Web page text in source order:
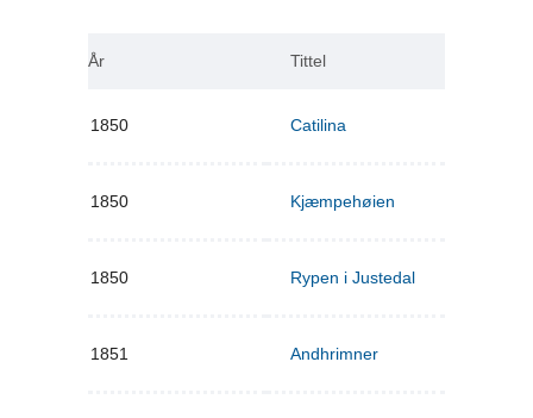
År Tittel
1850 Catilina
1850 Kjæmpehøien
1850 Rypen i Justedal
1851 Andhrimner